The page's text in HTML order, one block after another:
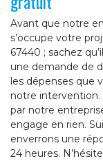
Avant que notre
s’occupe votre
67440 ; sachez
une demande de
les dépenses que
notre
par notre
engage en rien.
enverrons une
24 heures.